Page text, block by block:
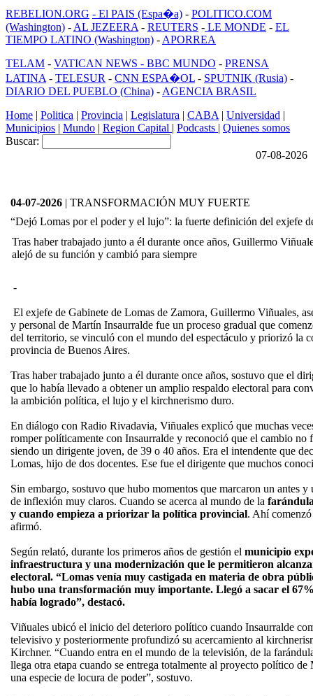
REBELION.ORG - El PAIS (Espa�a) - POLITICO.COM
(Washington) - AL JEZEERA - REUTERS - LE MONDE - EL
TIEMPO LATINO (Washington) - APORREA
TELAM - VATICAN NEWS - BBC MUNDO - PRENSA
LATINA - TELESUR - CNN ESPA�OL - SPUTNIK (Rusia) -
DIARIO DEL PUEBLO (China) - AGENCIA BRASIL
Home | Politica | Provincia | Legislatura | CABA | Universidad |
Municipios | Mundo | Region Capital | Podcasts | Quienes somos
Buscar:
07-08-2026
04-07-2026 | TRANSFORMACIÓN MUY FUERTE
“Dejó Lomas por el poder y el lujo”: la fuerte definición del exjefe
Tras haber trabajado junto a él durante once años, Guillermo
alejó de su función y cambió para siempre
-
El exjefe de Gabinete de Lomas de Zamora, Guillermo Viñuales,
y personal de Martín Insaurralde fue un proceso gradual que
del territorio, se vinculó con el mundo del espectáculo y priorizó la
provincia de Buenos Aires.
Tras haber trabajado junto a él durante once años, sostuvo que el
que lo había llevado a obtener un amplio respaldo electoral para
la ambición política, el lujo y el kirchnerismo duro.
En diálogo con Radio Rivadavia, Viñuales explicó que muchas
romper políticamente con Insaurralde y reconoció que el cambio no
siendo un dirigente joven, de 39 o 40 años. Era el intendente que
Lomas, hijo de dos docentes. Ese fue el dirigente que muchos
Sin embargo, sostuvo que hubo momentos que marcaron un antes y
de inflexión muy claros. Cuando se acerca al mundo de la
y cuando empieza a priorizar la política provincial. Ahí
afirmó.
Según relató, durante los primeros años de gestión el municipio
infraestructura y una modernización que le permitieron
electoral. “Lomas venía muy castigada en materia de obra
hubo una transformación muy importante. Llegó a sacar el
había logrado”, destacó.
Viñuales ubicó el inicio del deterioro político cuando Insaurralde
televisivo y posteriormente profundizó su acercamiento al
Kirchner. “Cuando entra en el mundo de la televisión, de la
llega otra etapa cuando se entrega totalmente al proyecto político
una especie de locura de poder”, sostuvo.